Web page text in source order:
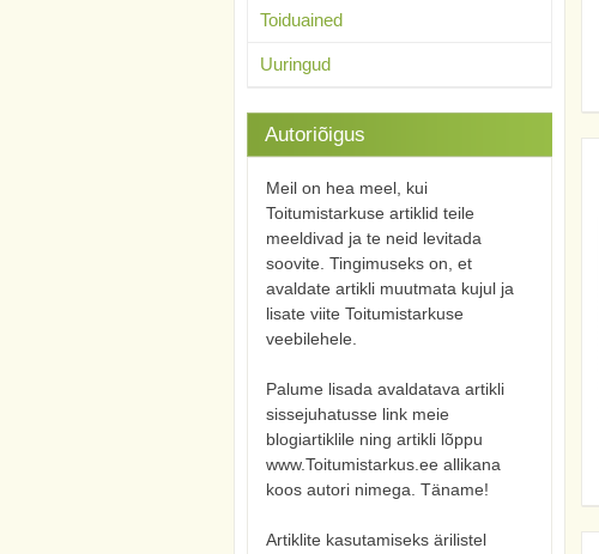
Toiduained
Uuringud
Autoriõigus
Meil on hea meel, kui
Toitumistarkuse artiklid teile
meeldivad ja te neid levitada
soovite. Tingimuseks on, et
avaldate artikli muutmata kujul ja
lisate viite Toitumistarkuse
veebilehele.
Palume lisada avaldatava artikli
sissejuhatusse link meie
blogiartiklile ning artikli lõppu
www.Toitumistarkus.ee allikana
koos autori nimega. Täname!
Artiklite kasutamiseks ärilistel